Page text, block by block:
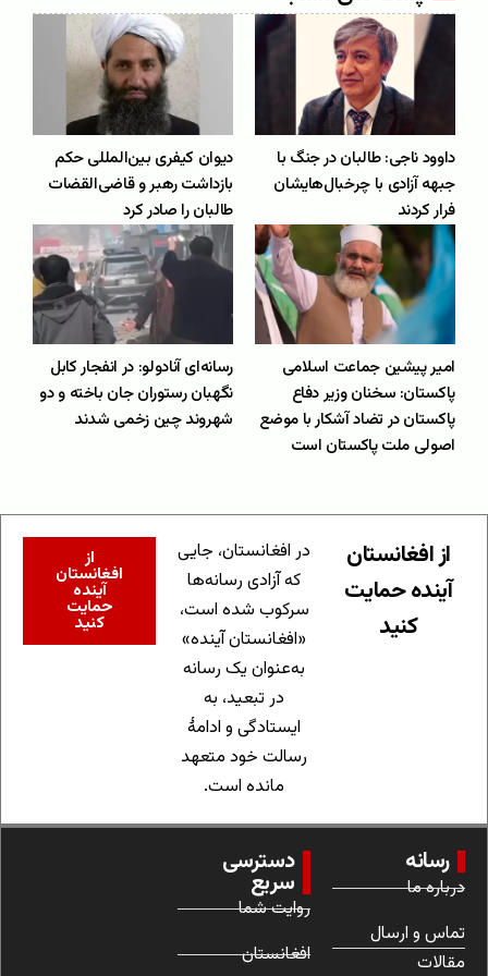
داوود ناجی: طالبان در جنگ با
جبهه‌‌ آزادی با چرخبال‌هایشان
فرار کردند
دیوان کیفری بین‌المللی حکم
بازداشت رهبر و قاضی‌القضات
طالبان را صادر کرد
امیر پیشین جماعت اسلامی
پاکستان: سخنان وزیر دفاع
پاکستان در تضاد آشکار با موضع
اصولی ملت پاکستان است
رسانه‌ای آنادولو: در انفجار کابل
نگهبان رستوران جان باخته و دو
شهروند چین زخمی شدند
از افغانستان
آینده حمایت
کنید
در افغانستان، جایی
که آزادی رسانه‌ها
سرکوب شده است،
«افغانستان آینده»
به‌عنوان یک رسانه
در تبعید، به
ایستادگی و ادامهٔ
رسالت خود متعهد
مانده است.
از
افغانستان
آینده
حمایت
کنید
رسانه
درباره ما
تماس و ارسال
مقالات
دسترسی
سریع
روایت شما
افغانستان